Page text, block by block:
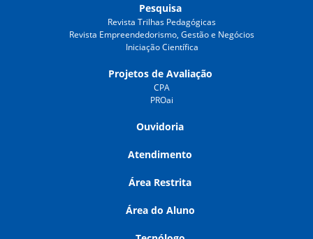
Pesquisa
Revista Trilhas Pedagógicas
Revista Empreendedorismo, Gestão e Negócios
Iniciação Científica
Projetos de Avaliação
CPA
PROai
Ouvidoria
Atendimento
Área Restrita
Área do Aluno